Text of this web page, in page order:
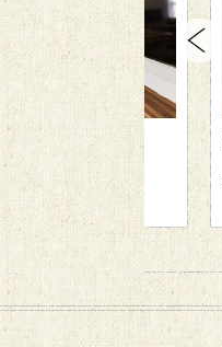
るさが広がるLDK